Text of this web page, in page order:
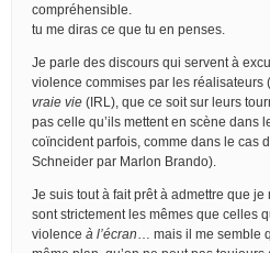
compréhensible.
tu me diras ce que tu en penses.
Je parle des discours qui servent à
violence commises par les réalisateurs
vraie vie (IRL), que ce soit sur leurs
pas celle qu’ils mettent en scène dans
coïncident parfois, comme dans le cas
Schneider par Marlon Brando).
Je suis tout à fait prêt à admettre que
sont strictement les mêmes que celles
violence à l’écran … mais il me semble